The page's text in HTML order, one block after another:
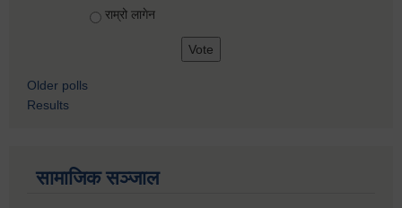
राम्रो लागेन
Older polls
Results
सामाजिक सञ्जाल